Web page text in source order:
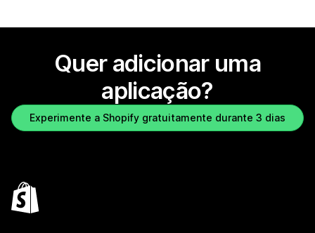
Quer adicionar uma
aplicação?
Experimente a Shopify gratuitamente durante 3 dias